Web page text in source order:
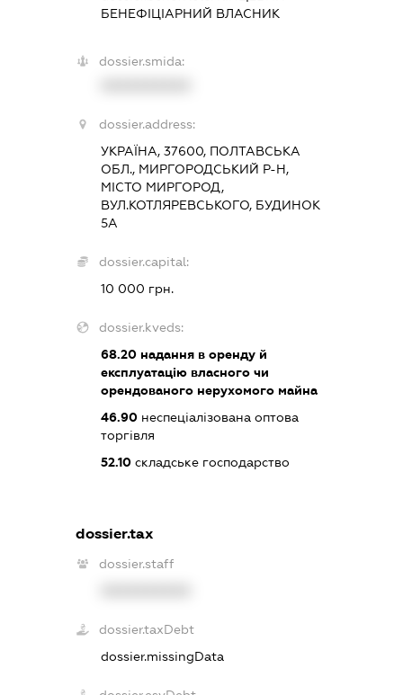
БЕНЕФІЦІАРНИЙ ВЛАСНИК
dossier.smida:
dossier.address:
УКРАЇНА, 37600, ПОЛТАВСЬКА
ОБЛ., МИРГОРОДСЬКИЙ Р-Н,
МІСТО МИРГОРОД,
ВУЛ.КОТЛЯРЕВСЬКОГО, БУДИНОК
5А
dossier.capital:
10 000 грн.
dossier.kveds:
68.20надання в оренду й
експлуатацію власного чи
орендованого нерухомого майна
46.90неспеціалізована оптова
торгівля
52.10складське господарство
dossier.tax
dossier.staff
dossier.taxDebt
dossier.missingData